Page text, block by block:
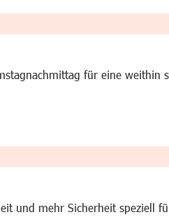
für eine weithin
und mehr Sicherheit speziell